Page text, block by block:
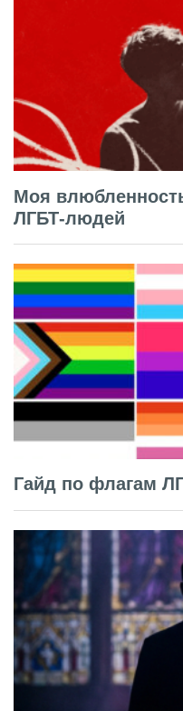
Моя
ЛГБТ-людей
Гайд по флагам